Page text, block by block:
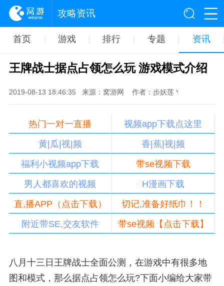
攻略资讯
首页 游戏 排行 专题 资讯
王牌战士据点占领怎么玩 游戏模式介绍
2019-08-13 18:46:35 来源：窝游网 作者：步妖莲丶
热门一对一直播
视频app下载点这里
黄|瓜|视|频
香|蕉|视|频
福利小视频app下载
带se视频下载
男人都喜欢的视频
H漫画下载
直,播APP（点击下载）
切记,准备好纸巾！！
附近带SE,交友软件
带se视频【点击下载】
八月十三日王牌战士全面公测，在游戏中有很多地
图和模式，那么据点占领怎么玩?下面小编给大家带